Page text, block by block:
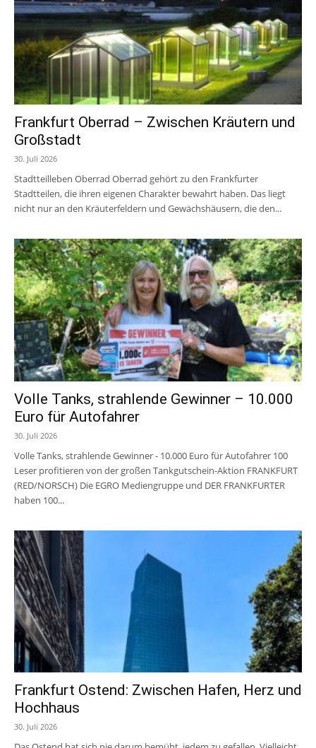
Frankfurt Oberrad – Zwischen Kräutern und
Großstadt
30. Juli 2026
Stadtteilleben Oberrad Oberrad gehört zu den Frankfurter
Stadtteilen, die ihren eigenen Charakter bewahrt haben. Das liegt
nicht nur an den Kräuterfeldern und Gewächshäusern, die den...
Volle Tanks, strahlende Gewinner – 10.000
Euro für Autofahrer
30. Juli 2026
Volle Tanks, strahlende Gewinner - 10.000 Euro für Autofahrer 100
Leser profitieren von der großen Tankgutschein-Aktion FRANKFURT
(RED/NORSCH) Die EGRO Mediengruppe und DER FRANKFURTER
haben 100...
Frankfurt Ostend: Zwischen Hafen, Herz und
Hochhaus
30. Juli 2026